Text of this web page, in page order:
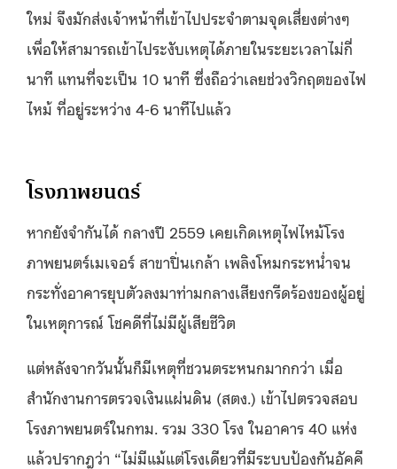
ใหม่ จึงมักส่งเจ้าหน้าที่เข้าไปประจำตามจุดเสี่ยงต่างๆ
เพื่อให้สามารถเข้าไประงับเหตุได้ภายในระยะเวลาไม่กี่
นาที แทนที่จะเป็น 10 นาที ซึ่งถือว่าเลยช่วงวิกฤตของไฟ
ไหม้ ที่อยู่ระหว่าง 4-6 นาทีไปแล้ว
โรงภาพยนตร์
หากยังจำกันได้ กลางปี 2559 เคยเกิดเหตุไฟไหม้โรง
ภาพยนตร์เมเจอร์ สาขาปิ่นเกล้า เพลิงโหมกระหน่ำจน
กระทั่งอาคารยุบตัวลงมาท่ามกลางเสียงกรีดร้องของผู้อยู่
ในเหตุการณ์ โชคดีที่ไม่มีผู้เสียชีวิต
แต่หลังจากวันนั้นก็มีเหตุที่ชวนตระหนกมากกว่า เมื่อ
สำนักงานการตรวจเงินแผ่นดิน (สตง.) เข้าไปตรวจสอบ
โรงภาพยนตร์ในกทม. รวม 330 โรง ในอาคาร 40 แห่ง
แล้วปรากฎว่า “ไม่มีแม้แต่โรงเดียวที่มีระบบป้องกันอัคคี